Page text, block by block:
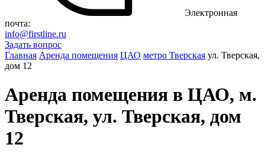
Электронная
почта:
info@firstline.ru
Задать вопрос
Главная Аренда помещения ЦАО метро Тверская ул. Тверская,
дом 12
Аренда помещения в ЦАО, м.
Тверская, ул. Тверская, дом
12